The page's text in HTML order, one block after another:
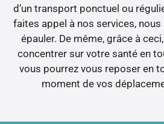
d’un transport ponctuel ou
faites appel à nos services,
épauler. De même, grâce à
concentrer sur votre santé en
vous pourrez vous reposer en
moment de vos